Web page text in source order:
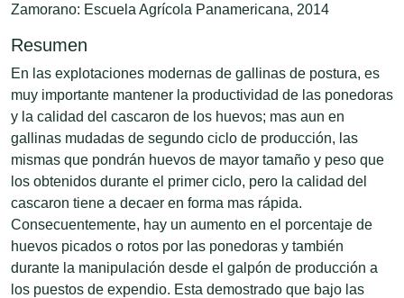
Zamorano: Escuela Agrícola Panamericana, 2014
Resumen
En las explotaciones modernas de gallinas de postura, es
muy importante mantener la productividad de las ponedoras
y la calidad del cascaron de los huevos; mas aun en
gallinas mudadas de segundo ciclo de producción, las
mismas que pondrán huevos de mayor tamaño y peso que
los obtenidos durante el primer ciclo, pero la calidad del
cascaron tiene a decaer en forma mas rápida.
Consecuentemente, hay un aumento en el porcentaje de
huevos picados o rotos por las ponedoras y también
durante la manipulación desde el galpón de producción a
los puestos de expendio. Esta demostrado que bajo las